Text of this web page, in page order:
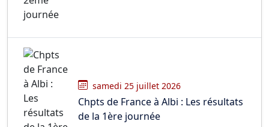
samedi 25 juillet 2026
Chpts de France à Albi : Les résultats
de la 1ère journée